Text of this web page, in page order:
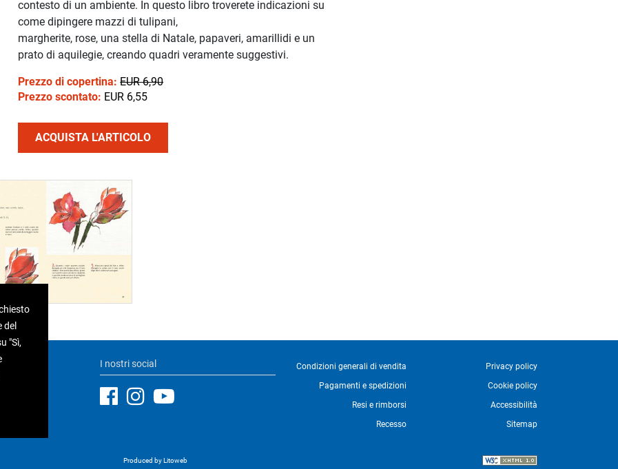
contesto di un ambiente. In questo libro troverete indicazioni su
come dipingere mazzi di tulipani,
margherite, rose, una stella di Natale, papaveri, amarillidi e un
prato di aquilegie, creando quadri veramente suggestivi.
Prezzo di copertina: EUR 6,90
Prezzo scontato: EUR 6,55
ACQUISTA L'ARTICOLO
I nostri social
Condizioni generali di vendita
Pagamenti e spedizioni
Resi e rimborsi
Recesso
Privacy policy
Cookie policy
Accessibilità
Sitemap
Produced by Litoweb
del
"Sì,